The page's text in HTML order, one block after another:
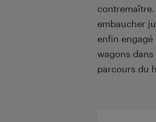
embaucher
enfin
wagons dans
parcours du